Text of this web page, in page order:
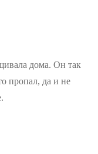
дома. Он так
пропал, да и не